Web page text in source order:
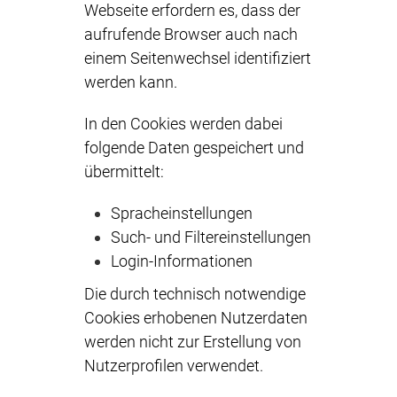
Webseite erfordern es, dass der
aufrufende Browser auch nach
einem Seitenwechsel identifiziert
werden kann.
In den Cookies werden dabei
folgende Daten gespeichert und
übermittelt:
Spracheinstellungen
Such- und Filtereinstellungen
Login-Informationen
Die durch technisch notwendige
Cookies erhobenen Nutzerdaten
werden nicht zur Erstellung von
Nutzerprofilen verwendet.